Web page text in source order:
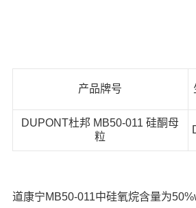
产品牌号
DUPONT杜邦 MB50-011 硅酮母
粒
道康宁MB50-011中硅氧烷含量为